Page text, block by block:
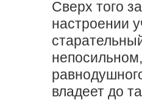
Сверх того
настроении
владеет до